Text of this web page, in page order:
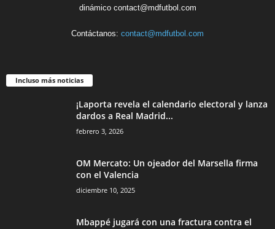
dinámico contact@mdfutbol.com
Contáctanos: contact@mdfutbol.com
Incluso más noticias
¡Laporta revela el calendario electoral y lanza
dardos a Real Madrid...
febrero 3, 2026
OM Mercato: Un ojeador del Marsella firma
con el Valencia
diciembre 10, 2025
Mbappé jugará con una fractura contra el